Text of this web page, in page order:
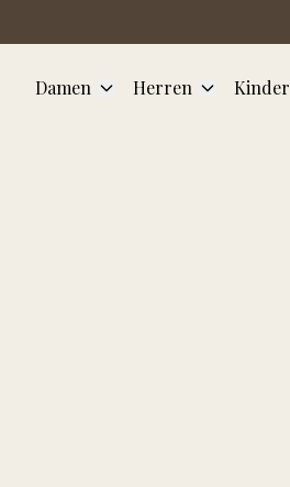
Damen Herren Kinder